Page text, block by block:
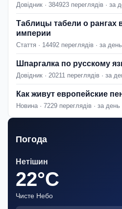
Довідник · 384923 переглядів · за
Таблицы табели о рангах
империи
Стаття · 14492 переглядів · за
Шпаргалка по русскому
Довідник · 20211 переглядів · за
Как живут европейские
Новина · 7229 переглядів · за день
Погода
Нетішин
22°C
Чисте Небо